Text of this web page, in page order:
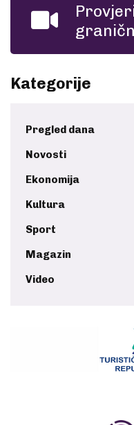
Kategorije
Pregled dana
Novosti
Ekonomija
Kultura
Sport
Magazin
Video